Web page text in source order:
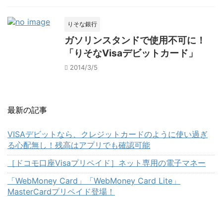
りそな銀行
ガソリンスタンドで使用不可に！
「りそなVisaデビットカード」
2014/3/5
最新の記事
VISAデビットなら、クレジットカードのように使い過ぎ
る心配無し！残高はアプリでも確認可能
［ドコモ口座Visaプリペイド］ネット専用の電子マネー
「WebMoney Card」「WebMoney Card Lite」
MasterCardプリペイド登場！